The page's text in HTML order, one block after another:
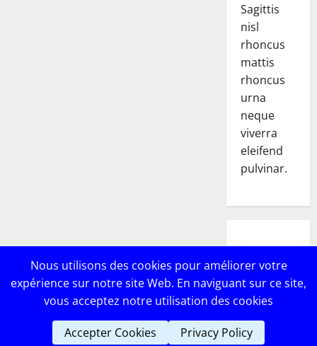
Sagittis
nisl
rhoncus
mattis
rhoncus
urna
neque
viverra
eleifend
pulvinar.
POSTS
Copyright © Lebricomag| MoreNews par AF themes
Nous utilisons des cookies pour améliorer votre
expérience sur notre site Web. En naviguant sur ce site,
vous acceptez notre utilisation des cookies
Accepter Cookies Privacy Policy